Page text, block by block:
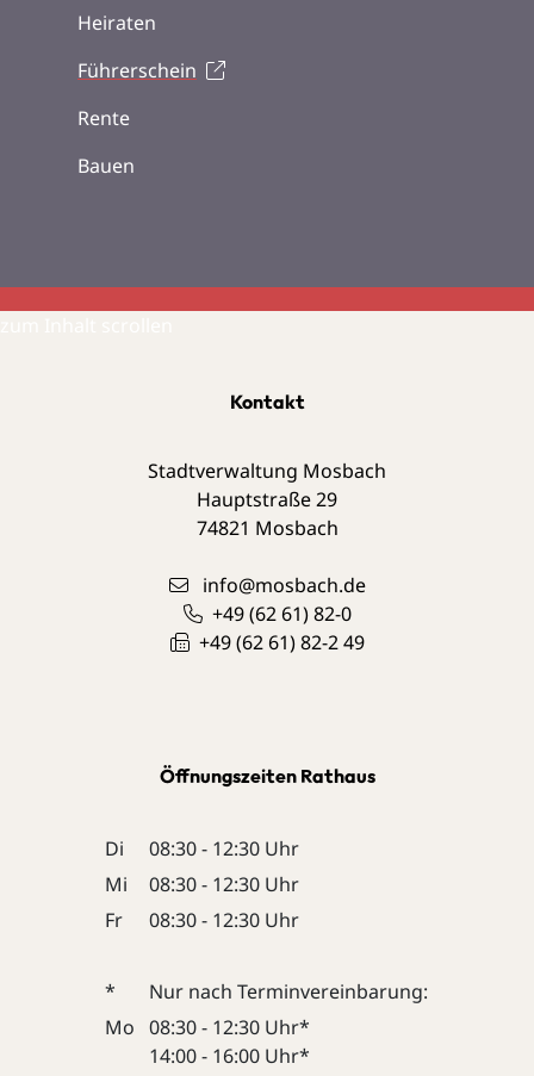
Heiraten
Führerschein
Rente
Bauen
Kontakt
Stadtverwaltung Mosbach
Hauptstraße 29
74821 Mosbach
info@mosbach.de
+49 (62 61) 82-0
+49 (62 61) 82-2 49
Öffnungszeiten Rathaus
Di
08:30 - 12:30 Uhr
Mi
08:30 - 12:30 Uhr
Fr
08:30 - 12:30 Uhr
*
Nur nach Terminvereinbarung:
Mo 08:30 - 12:30 Uhr*
14:00 - 16:00 Uhr*